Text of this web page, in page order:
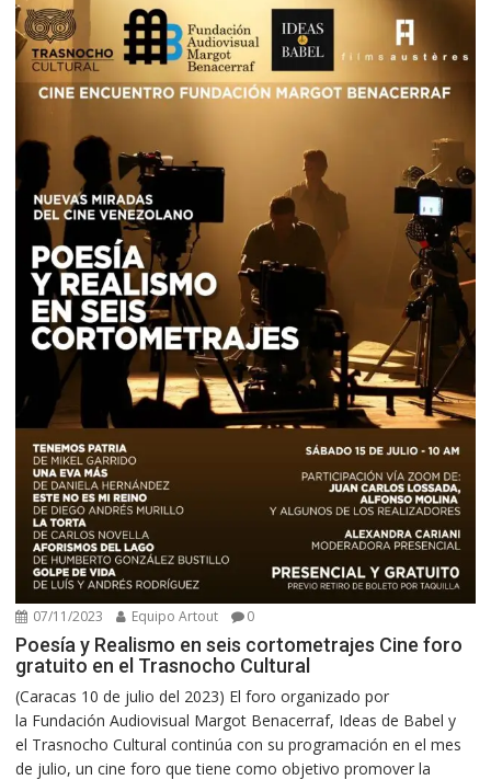
07/11/2023 Equipo Artout 0
Poesía y Realismo en seis cortometrajes Cine foro
gratuito en el Trasnocho Cultural
(Caracas 10 de julio del 2023) El foro organizado por
la Fundación Audiovisual Margot Benacerraf, Ideas de Babel y
el Trasnocho Cultural continúa con su programación en el mes
de julio, un cine foro que tiene como objetivo promover la